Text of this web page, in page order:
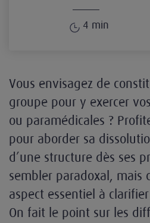
4 min
Vous envisagez de
groupe pour y exercer
ou paramédicales ?
pour aborder sa
d’une structure dès ses
sembler paradoxal, mais
aspect essentiel à
On fait le point sur les